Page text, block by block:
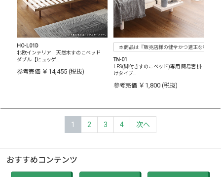
HO-L01D
北欧インテリア 天然木すのこベッド
ダブル【ヒュッゲ…
参考売価 ￥14,455 (税抜)
本商品は『販売店様の健全かつ適正な利益確
TN-01
LPS(脚付きすのこベッド)専用 簡易宮 掛
けタイプ…
参考売価 ￥1,800 (税抜)
1 2 3 4 次へ
おすすめコンテンツ